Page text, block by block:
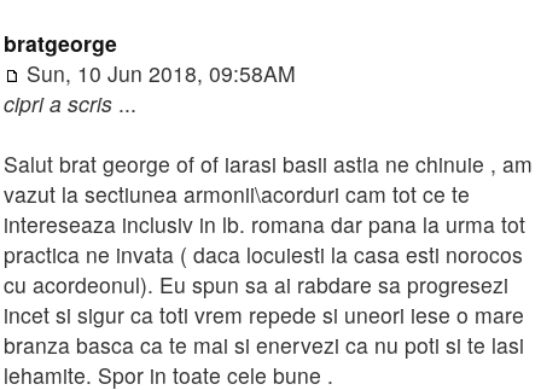
bratgeorge
Sun, 10 Jun 2018, 09:58AM
cipri a scris ...
Salut brat george of of iarasi basii astia ne chinuie , am
vazut la sectiunea armonii\acorduri cam tot ce te
intereseaza inclusiv in lb. romana dar pana la urma tot
practica ne invata ( daca locuiesti la casa esti norocos
cu acordeonul). Eu spun sa ai rabdare sa progresezi
incet si sigur ca toti vrem repede si uneori iese o mare
branza basca ca te mai si enervezi ca nu poti si te lasi
lehamite. Spor in toate cele bune .